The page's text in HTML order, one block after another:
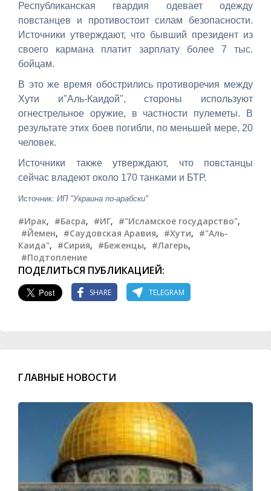
Республиканская гвардия одевает одежду
повстанцев и противостоит силам безопасности.
Источники утверждают, что бывший президент из
своего кармана платит зарплату более 7 тыс.
бойцам.
В это же время обострились противоречия между
Хути и"Аль-Каидой", стороны используют
огнестрельное оружие, в частности пулеметы. В
результате этих боев погибли, по меньшей мере, 20
человек.
Источники также утверждают, что повстанцы
сейчас владеют около 170 танками и БТР.
Источник: ИП "Украина по-арабски"
#Ирак, #Басра, #ИГ, #"Исламское государство",
#Йемен, #Саудовская Аравия, #Хути, #"Аль-
Каида", #Сирия, #Беженцы, #Лагерь,
#Подтопление
ПОДЕЛИТЬСЯ ПУБЛИКАЦИЕЙ:
SHARE TELEGRAM
ГЛАВНЫЕ НОВОСТИ